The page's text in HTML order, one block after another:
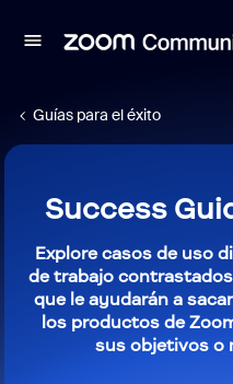
Guías para el éxito
Success
Explore casos de uso
de trabajo
que le ayudarán a
los productos de
sus objetivos o